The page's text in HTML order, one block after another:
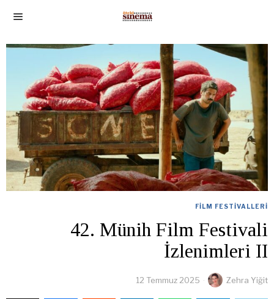
FILM FESTIVALLERI
42. Münih Film Festivali
İzlenimleri II
12 Temmuz 2025 Zehra Yiğit